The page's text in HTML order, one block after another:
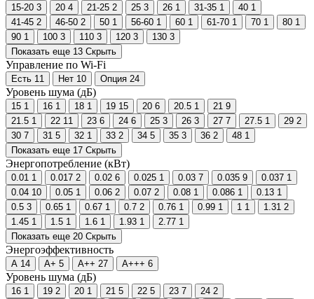
15-20 3 20 4 21-25 2 25 3 26 1 31-35 1 40 1
41-45 2 46-50 2 50 1 56-60 1 60 1 61-70 1 70 1 80 1
90 1 100 3 110 3 120 3 130 3
Показать еще 13 Скрыть
Управление по Wi-Fi
Есть 11 Нет 10 Опция 24
Уровень шума (дБ)
15 1 16 1 18 1 19 15 20 6 20.5 1 21 9
21.5 1 22 11 23 6 24 6 25 3 26 3 27 7 27.5 1 29 2
30 7 31 5 32 1 33 2 34 5 35 3 36 2 48 1
Показать еще 17 Скрыть
Энергопотребление (кВт)
0.01 1 0.017 2 0.02 6 0.025 1 0.03 7 0.035 9 0.037 1
0.04 10 0.05 1 0.06 2 0.07 2 0.08 1 0.086 1 0.13 1
0.5 3 0.65 1 0.67 1 0.7 2 0.76 1 0.99 1 1 1 1.31 2
1.45 1 1.5 1 1.6 1 1.93 1 2.77 1
Показать еще 20 Скрыть
Энергоэффективность
A 14 A+ 5 A++ 27 A+++ 6
Уровень шума (дБ)
16 1 19 2 20 1 21 5 22 5 23 7 24 2